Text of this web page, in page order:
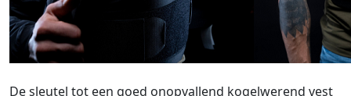
De sleutel tot een goed onopvallend kogelwerend vest